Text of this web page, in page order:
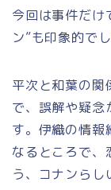
今回は事件だけ
ン”も印象的でし
平次と和葉の関
で、誤解や疑念
す。伊織の情報
なるところで、
う、コナンらし